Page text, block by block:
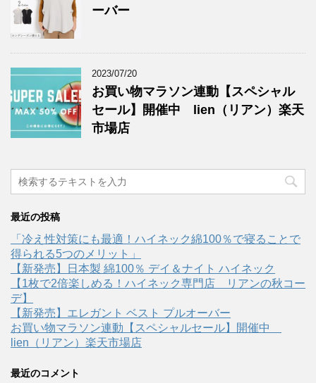
ーバー
2023/07/20
お買い物マラソン連動【スペシャル
セール】開催中 lien（リアン）楽天
市場店
最近の投稿
「冷え性対策にも最適！ハイネック綿100％で寝ることで
得られる5つのメリット」
【新発売】日本製 綿100％ デイ＆ナイト ハイネック
【1枚で2倍楽しめる！ハイネック専門店 リアンの秋コー
デ】
【新発売】エレガント ベスト プルオーバー
お買い物マラソン連動【スペシャルセール】開催中
lien（リアン）楽天市場店
最近のコメント